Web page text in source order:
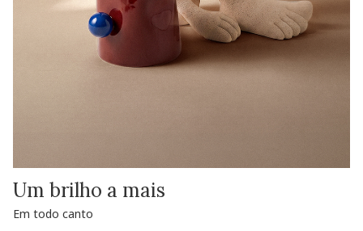
Um brilho a mais
Em todo canto